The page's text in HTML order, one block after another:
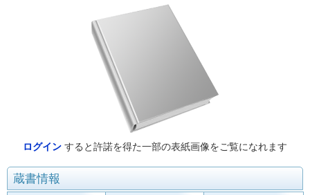
ログイン すると許諾を得た一部の表紙画像をご覧になれます
蔵書情報